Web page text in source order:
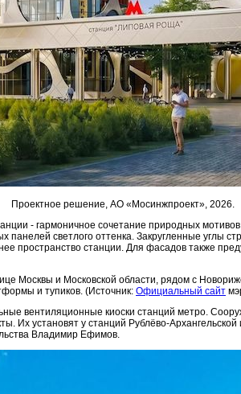
Проектное решение, АО «Мосинжпроект», 2026.
- гармоничное сочетание природных
светлого оттенка. Закругленные углы
пространство станции. Для фасадов также
Москвы и Московской области, рядом с
и тупиков. (Источник: Официальный сайт
вентиляционные киоски cтанций метро.
Их установят у станций Рублёво-
Владимир Ефимов.